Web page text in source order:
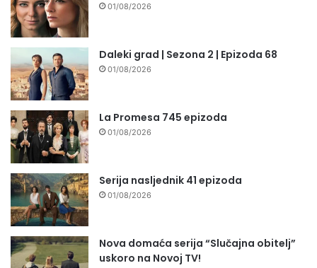
01/08/2026
Daleki grad | Sezona 2 | Epizoda 68
01/08/2026
La Promesa 745 epizoda
01/08/2026
Serija nasljednik 41 epizoda
01/08/2026
Nova domaća serija “Slučajna obitelj”
uskoro na Novoj TV!